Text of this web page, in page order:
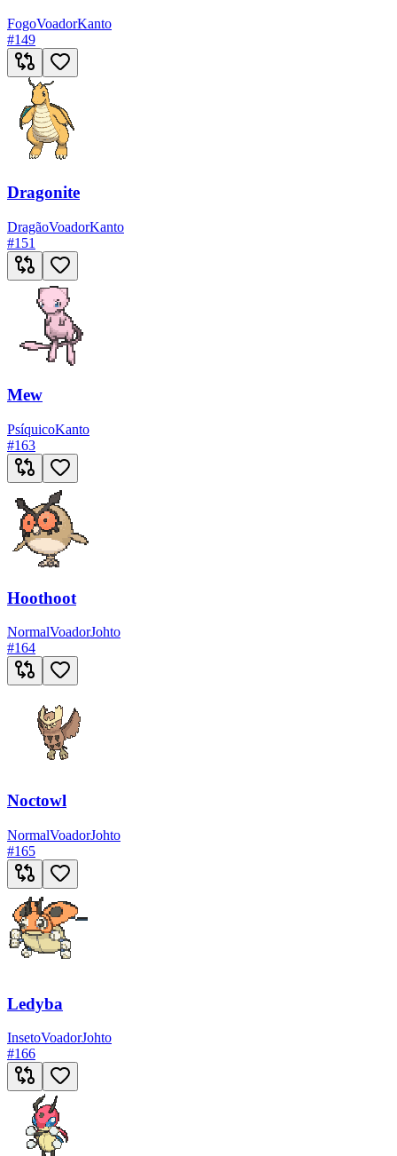
FogoVoadorKanto
#149
Dragonite
DragãoVoadorKanto
#151
Mew
PsíquicoKanto
#163
Hoothoot
NormalVoadorJohto
#164
Noctowl
NormalVoadorJohto
#165
Ledyba
InsetoVoadorJohto
#166